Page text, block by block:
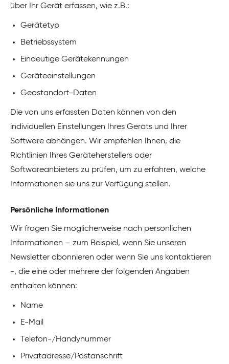
über Ihr Gerät erfassen, wie z.B.:
Gerätetyp
Betriebssystem
Eindeutige Gerätekennungen
Geräteeinstellungen
Geostandort-Daten
Die von uns erfassten Daten können von den
individuellen Einstellungen Ihres Geräts und Ihrer
Software abhängen. Wir empfehlen Ihnen, die
Richtlinien Ihres Geräteherstellers oder
Softwareanbieters zu prüfen, um zu erfahren, welche
Informationen sie uns zur Verfügung stellen.
Persönliche Informationen
Wir fragen Sie möglicherweise nach persönlichen
Informationen – zum Beispiel, wenn Sie unseren
Newsletter abonnieren oder wenn Sie uns kontaktieren
-, die eine oder mehrere der folgenden Angaben
enthalten können:
Name
E-Mail
Telefon-/Handynummer
Privatadresse/Postanschrift